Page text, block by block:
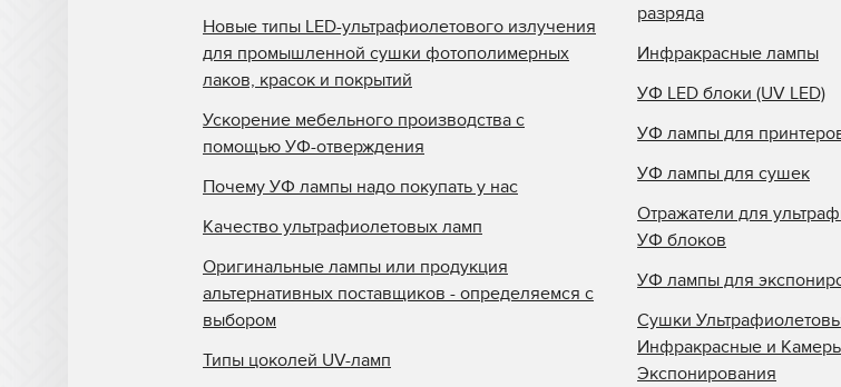
Новые типы LED-ультрафиолетового излучения
для промышленной сушки фотополимерных
лаков, красок и покрытий
Ускорение мебельного производства с
помощью УФ-отверждения
Почему УФ лампы надо покупать у нас
Качество ультрафиолетовых ламп
Оригинальные лампы или продукция
альтернативных поставщиков - определяемся с
выбором
Типы цоколей UV-ламп
разряда
Инфракрасные лампы
УФ LED блоки (UV LED)
УФ лампы для
УФ лампы для сушек
Отражатели для
УФ блоков
УФ лампы для
Сушки
Инфракрасные и
Экспонирования